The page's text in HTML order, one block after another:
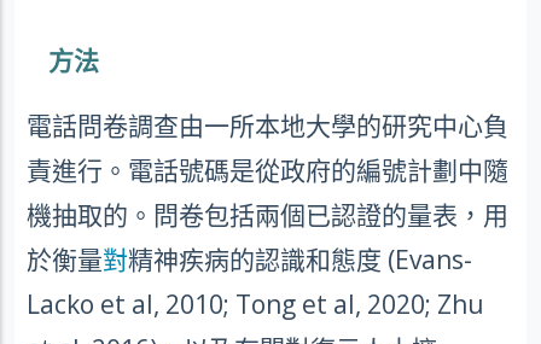
方法
電話問卷調查由一所本地大學的研究中心負
責進行。電話號碼是從政府的編號計劃中隨
機抽取的。問卷包括兩個已認證的量表，用
於衡量對精神疾病的認識和態度 (Evans-
Lacko et al, 2010; Tong et al, 2020; Zhu